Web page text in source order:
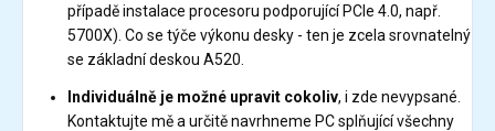
případě instalace procesoru podporující PCIe 4.0, např.
5700X). Co se týče výkonu desky - ten je zcela srovnatelný
se základní deskou A520.
Individuálně je možné upravit cokoliv, i zde nevypsané.
Kontaktujte mě a určitě navrhneme PC splňující všechny